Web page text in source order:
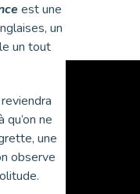
est une
un
un tout
ne
une
observe